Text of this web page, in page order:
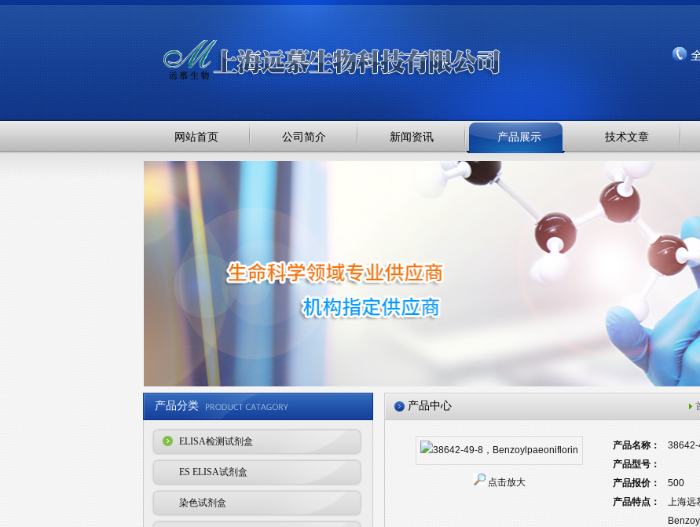
网站首页 公司简介 新闻资讯 产品展示 技术文章
产品分类
ELISA检测试剂盒
ES ELISA试剂盒
染色试剂盒
产品中心
点击放大
产品名称：
产品型号：
产品报价：
500
产品特点：
上海远